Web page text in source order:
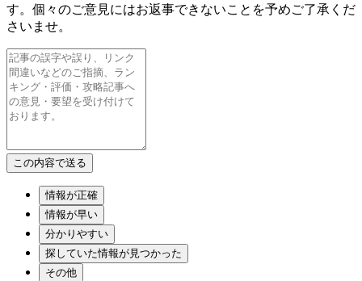
す。個々のご意見にはお返事できないことを予めご了承くだ
さいませ。
情報が正確
情報が早い
分かりやすい
探していた情報が見つかった
その他